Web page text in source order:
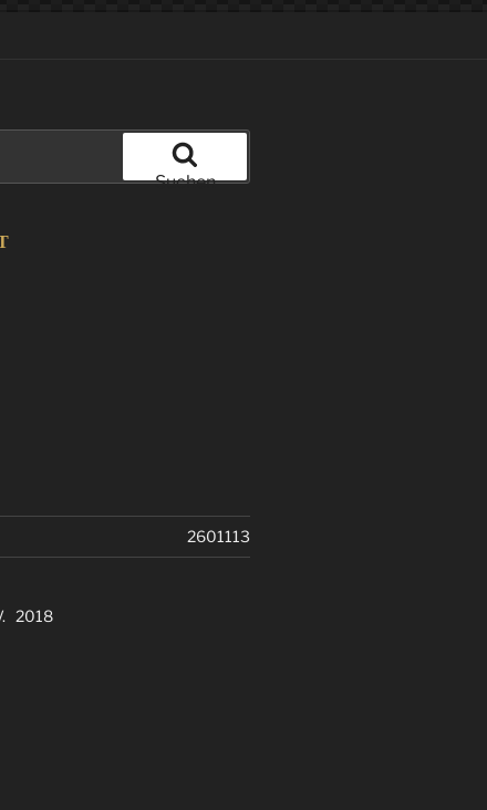
Suchen
2601113
2018